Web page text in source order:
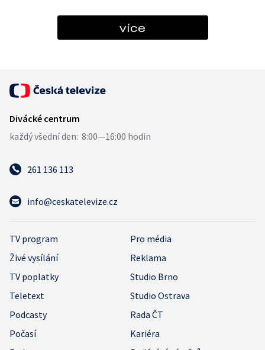
více
261 136 113
info@ceskatelevize.cz
TV program
Pro média
Živé vysílání
Reklama
TV poplatky
Studio Brno
Teletext
Studio Ostrava
Podcasty
Rada ČT
Počasí
Kariéra